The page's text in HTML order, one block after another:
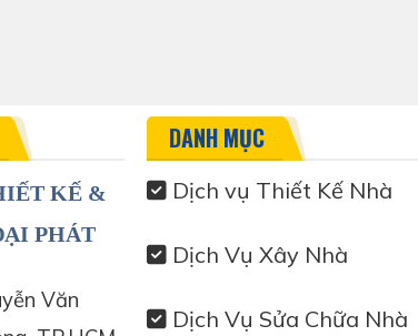
KẾ &
PHÁT
Văn
DANH MỤC
Dịch vụ Thiết Kế Nhà
Dịch Vụ Xây Nhà
Dịch Vụ Sửa Chữa Nhà